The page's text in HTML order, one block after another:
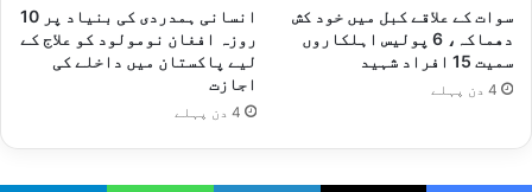
سوات کے علاقے کبل میں خود کش
دھماکہ، 6 پولیس اہلکاروں
سمیت 15 افراد شہید
4 دن پہلے
انسانی ہمدردی کی بنیاد پر 10
روزہ افغان نومولود کو علاج کے
لیے پاکستان میں داخلے کی
اجازت
4 دن پہلے